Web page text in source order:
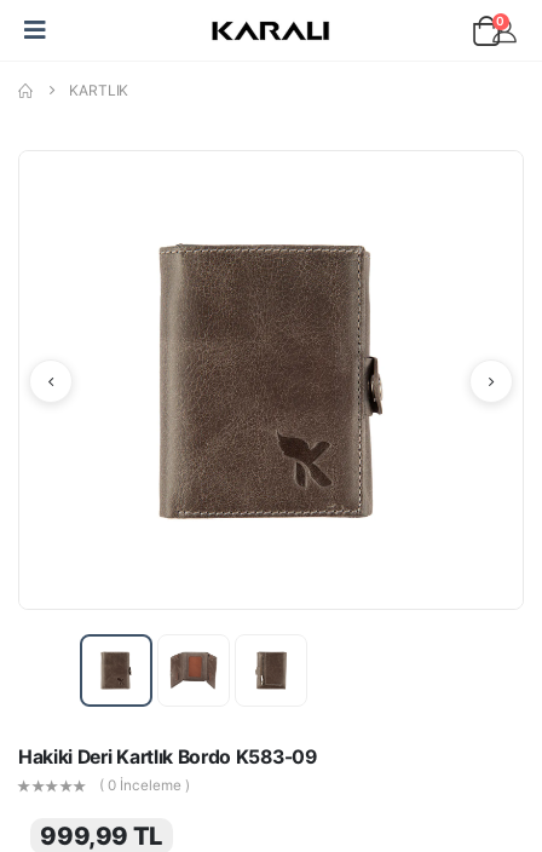
0
KARTLIK
Hakiki Deri Kartlık Bordo K583-09
( 0 İnceleme )
999,99 TL